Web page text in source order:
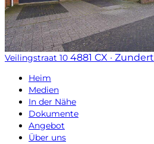
Veilingstraat 10 4881 CX · Zundert
Heim
Medien
In der Nähe
Dokumente
Angebot
Über uns